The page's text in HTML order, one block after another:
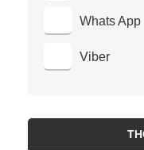
Whats App
Viber